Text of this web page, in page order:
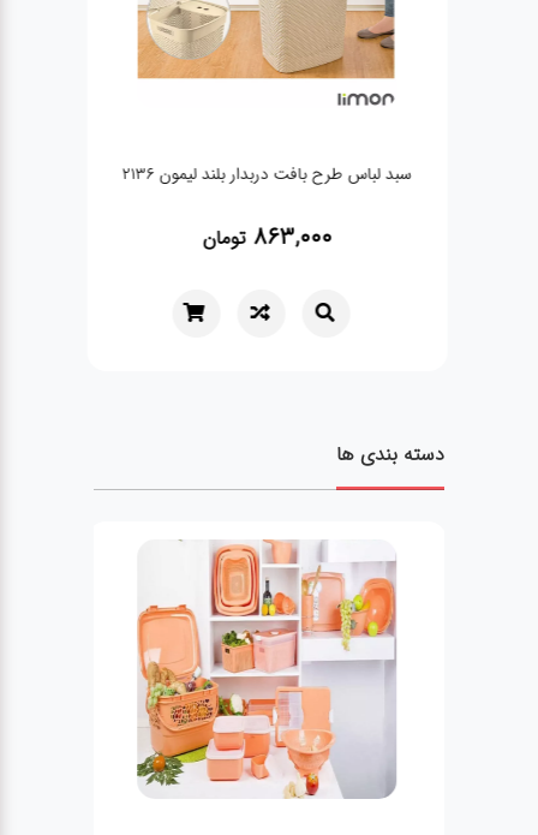
سبد لباس طرح بافت دربدار بلند لیمون 2136
863,000 تومان
دسته بندی ها